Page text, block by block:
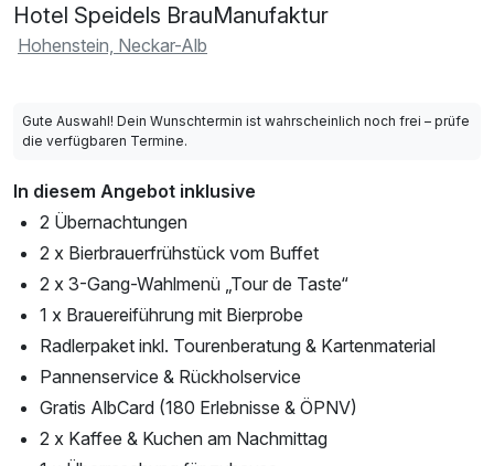
Hotel Speidels BrauManufaktur
Hohenstein, Neckar-Alb
Gute Auswahl! Dein Wunschtermin ist wahrscheinlich noch frei – prüfe
die verfügbaren Termine.
In diesem Angebot inklusive
2 Übernachtungen
2 x Bierbrauerfrühstück vom Buffet
2 x 3-Gang-Wahlmenü „Tour de Taste“
1 x Brauereiführung mit Bierprobe
Radlerpaket inkl. Tourenberatung & Kartenmaterial
Pannenservice & Rückholservice
Gratis AlbCard (180 Erlebnisse & ÖPNV)
2 x Kaffee & Kuchen am Nachmittag